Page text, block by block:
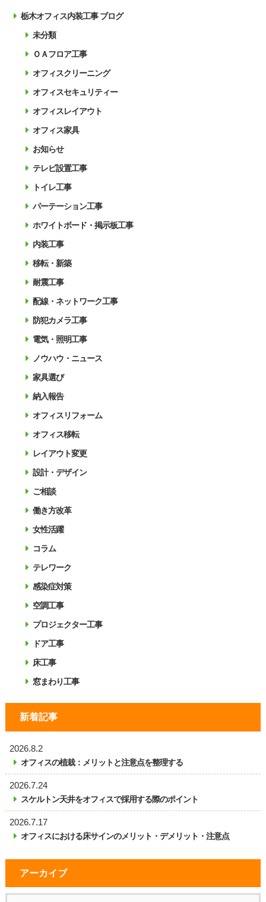
栃木オフィス内装工事 ブログ
未分類
ＯＡフロア工事
オフィスクリーニング
オフィスセキュリティー
オフィスレイアウト
オフィス家具
お知らせ
テレビ設置工事
トイレ工事
パーテーション工事
ホワイトボード・掲示板工事
内装工事
移転・新築
耐震工事
配線・ネットワーク工事
防犯カメラ工事
電気・照明工事
ノウハウ・ニュース
家具選び
納入報告
オフィスリフォーム
オフィス移転
レイアウト変更
設計・デザイン
ご相談
働き方改革
女性活躍
コラム
テレワーク
感染症対策
空調工事
プロジェクター工事
ドア工事
床工事
窓まわり工事
新着記事
2026.8.2
オフィスの植栽：メリットと注意点を整理する
2026.7.24
スケルトン天井をオフィスで採用する際のポイント
2026.7.17
オフィスにおける床サインのメリット・デメリット・注意点
アーカイブ